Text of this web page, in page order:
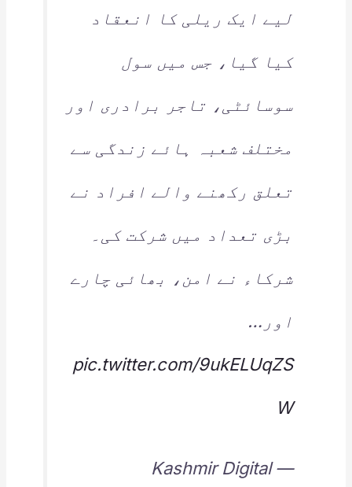
لیے ایک ریلی کا انعقاد
کیا گیا، جس میں سول
سوسائٹی، تاجر برادری اور
مختلف شعبہ ہائے زندگی سے
تعلق رکھنے والے افراد نے
بڑی تعداد میں شرکت کی۔
شرکاء نے امن، بھائی چارے
اور…
pic.twitter.com/9ukELUqZS
W
— Kashmir Digital